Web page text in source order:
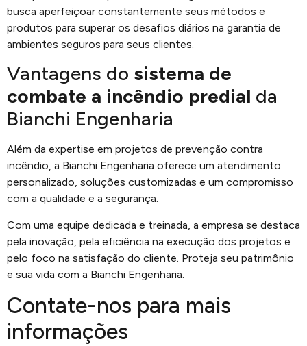
busca aperfeiçoar constantemente seus métodos e
produtos para superar os desafios diários na garantia de
ambientes seguros para seus clientes.
Vantagens do sistema de
combate a incêndio predial da
Bianchi Engenharia
Além da expertise em projetos de prevenção contra
incêndio, a Bianchi Engenharia oferece um atendimento
personalizado, soluções customizadas e um compromisso
com a qualidade e a segurança.
Com uma equipe dedicada e treinada, a empresa se destaca
pela inovação, pela eficiência na execução dos projetos e
pelo foco na satisfação do cliente. Proteja seu patrimônio
e sua vida com a Bianchi Engenharia.
Contate-nos para mais
informações